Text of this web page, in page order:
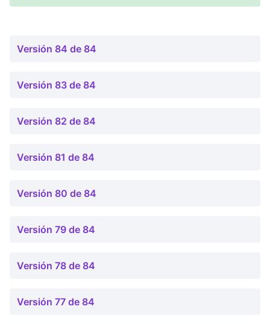
Versión 84 de 84
Versión 83 de 84
Versión 82 de 84
Versión 81 de 84
Versión 80 de 84
Versión 79 de 84
Versión 78 de 84
Versión 77 de 84